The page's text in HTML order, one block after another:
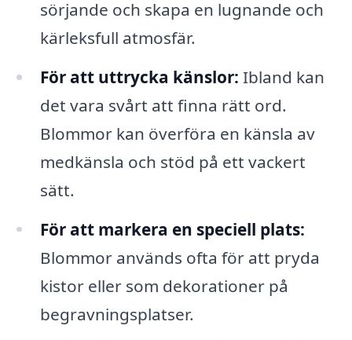
sörjande och skapa en lugnande och
kärleksfull atmosfär.
För att uttrycka känslor: Ibland kan
det vara svårt att finna rätt ord.
Blommor kan överföra en känsla av
medkänsla och stöd på ett vackert
sätt.
För att markera en speciell plats:
Blommor används ofta för att pryda
kistor eller som dekorationer på
begravningsplatser.